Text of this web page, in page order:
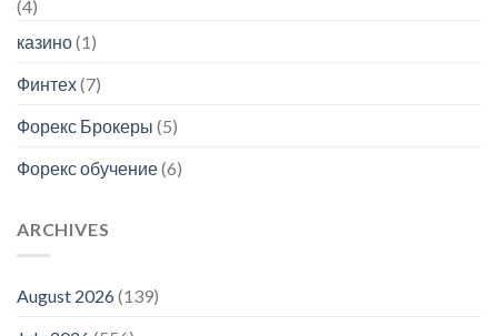
(4)
казино(1)
Финтех(7)
Форекс Брокеры (5)
Форекс обучение(6)
ARCHIVES
August 2026(139)